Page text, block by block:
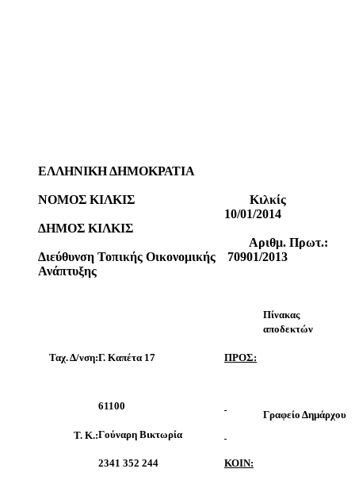
ΕΛΛΗΝΙΚΗ ΔΗΜΟΚΡΑΤΙΑ
ΝΟΜΟΣ ΚΙΛΚΙΣ
ΔΗΜΟΣ ΚΙΛΚΙΣ
Διεύθυνση Τοπικής Οικονομικής
Ανάπτυξης
Κιλκίς
10/01/2014
Αριθμ. Πρωτ.:
70901/2013
Ταχ. Δ/νση:
Τ. Κ.:
Γ. Καπέτα 17
61100
Γούναρη Βικτωρία
2341 352 244
ΠΡΟΣ:
ΚΟΙΝ:
Πίνακας
αποδεκτών
Γραφείο Δημάρχου